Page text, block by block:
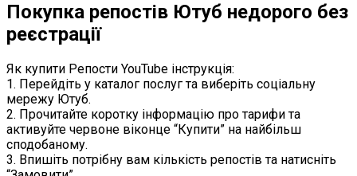
Покупка репостів Ютуб недорого без
реєстрації
Як купити Репости YouTube інструкція:
1. Перейдіть у каталог послуг та виберіть соціальну
мережу Ютуб.
2. Прочитайте коротку інформацію про тарифи та
активуйте червоне віконце “Купити” на найбільш
сподобаному.
3. Впишіть потрібну вам кількість репостів та натисніть